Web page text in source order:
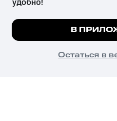
психотропных веществ, их
их незаконный оборот запрещён
законодательством
© 2026 ООО «КИОН».
Все права защищены
Мы используем куки,
Подробнее
удобно!
В
Остаться в